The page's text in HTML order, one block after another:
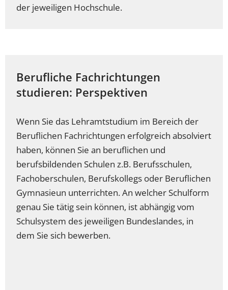
der jeweiligen Hochschule.
Berufliche Fachrichtungen
studieren: Perspektiven
Wenn Sie das Lehramtstudium im Bereich der
Beruflichen Fachrichtungen erfolgreich absolviert
haben, können Sie an beruflichen und
berufsbildenden Schulen z.B. Berufsschulen,
Fachoberschulen, Berufskollegs oder Beruflichen
Gymnasieun unterrichten. An welcher Schulform
genau Sie tätig sein können, ist abhängig vom
Schulsystem des jeweiligen Bundeslandes, in
dem Sie sich bewerben.